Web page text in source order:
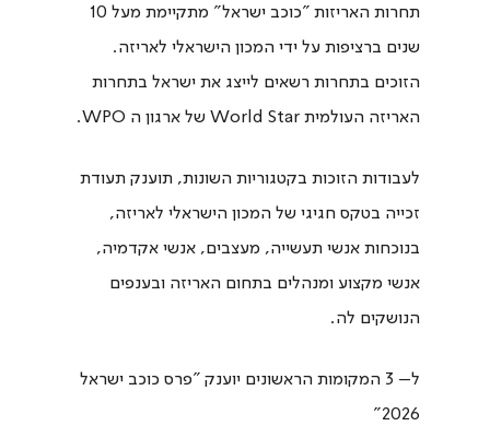
תחרות האריזות "כוכב ישראל" מתקיימת מעל 10
שנים ברציפות על ידי המכון הישראלי לאריזה.
הזוכים בתחרות רשאים לייצג את ישראל בתחרות
האריזה העולמית World Star של ארגון ה WPO.
לעבודות הזוכות בקטגוריות השונות, תוענק תעודת
זכייה בטקס חגיגי של המכון הישראלי לאריזה,
בנוכחות אנשי תעשייה, מעצבים, אנשי אקדמיה,
אנשי מקצוע ומנהלים בתחום האריזה ובענפים
הנושקים לה.
ל– 3 המקומות הראשונים יוענק ”פרס כוכב ישראל
2026"